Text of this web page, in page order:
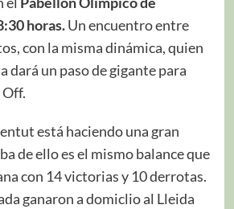
horas.Un encuentro entre
con la misma dinámica, quien
dará un paso de gigante para
está haciendo una gran
de ello es el mismo balance que
con 14 victorias y 10 derrotas.
ganaron a domiclio al Lleida